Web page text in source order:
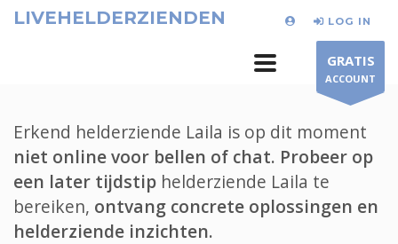
LIVEHELDERZIENDEN LOG IN
GRATIS
ACCOUNT
Erkend helderziende Laila is op dit moment
niet online voor bellen of chat. Probeer op
een later tijdstip helderziende Laila te
bereiken, ontvang concrete oplossingen en
helderziende inzichten.